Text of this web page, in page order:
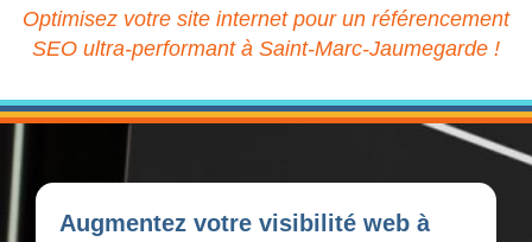
Optimisez votre site internet pour un référencement
SEO ultra-performant à Saint-Marc-Jaumegarde !
Augmentez votre visibilité web à